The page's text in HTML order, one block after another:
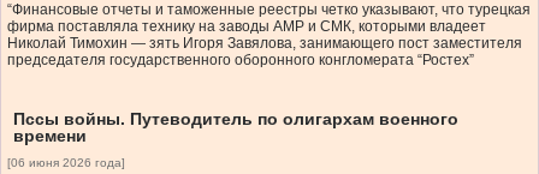
“Финансовые отчеты и таможенные реестры четко указывают, что турецкая
фирма поставляла технику на заводы АМР и СМК, которыми владеет
Николай Тимохин — зять Игоря Завялова, занимающего пост заместителя
председателя государственного оборонного конгломерата “Ростех”
Пссы войны. Путеводитель по олигархам военного
времени
[06 июня 2026 года]